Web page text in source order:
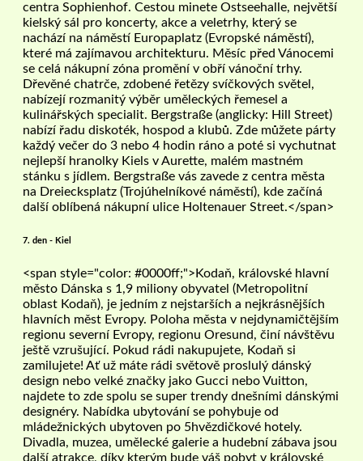
centra Sophienhof. Cestou minete Ostseehalle, největší
kielský sál pro koncerty, akce a veletrhy, který se
nachází na náměstí Europaplatz (Evropské náměstí),
které má zajímavou architekturu. Měsíc před Vánocemi
se celá nákupní zóna promění v obří vánoční trhy.
Dřevěné chatrče, zdobené řetězy svíčkových světel,
nabízejí rozmanitý výběr uměleckých řemesel a
kulinářských specialit. Bergstraße (anglicky: Hill Street)
nabízí řadu diskoték, hospod a klubů. Zde můžete párty
každý večer do 3 nebo 4 hodin ráno a poté si vychutnat
nejlepší hranolky Kiels v Aurette, malém mastném
stánku s jídlem. Bergstraße vás zavede z centra města
na Dreiecksplatz (Trojúhelníkové náměstí), kde začíná
další oblíbená nákupní ulice Holtenauer Street.</span>
7. den - Kiel
<span style="color: #0000ff;">Kodaň, královské hlavní
město Dánska s 1,9 miliony obyvatel (Metropolitní
oblast Kodaň), je jedním z nejstarších a nejkrásnějších
hlavních měst Evropy. Poloha města v nejdynamičtějším
regionu severní Evropy, regionu Oresund, činí návštěvu
ještě vzrušující. Pokud rádi nakupujete, Kodaň si
zamilujete! Ať už máte rádi světově proslulý dánský
design nebo velké značky jako Gucci nebo Vuitton,
najdete to zde spolu se super trendy dnešními dánskými
designéry. Nabídka ubytování se pohybuje od
mládežnických ubytoven po 5hvězdičkové hotely.
Divadla, muzea, umělecké galerie a hudební zábava jsou
další atrakce, díky kterým bude váš pobyt v královské